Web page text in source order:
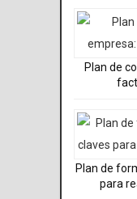
Plan de
Plan de
para